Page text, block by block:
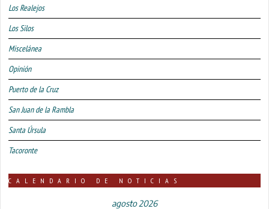
Los Realejos
Los Silos
Miscelánea
Opinión
Puerto de la Cruz
San Juan de la Rambla
Santa Úrsula
Tacoronte
CALENDARIO DE NOTICIAS
agosto 2026